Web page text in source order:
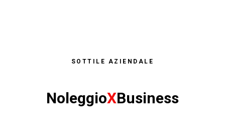
SOTTILE AZIENDALE
NoleggioXBusiness